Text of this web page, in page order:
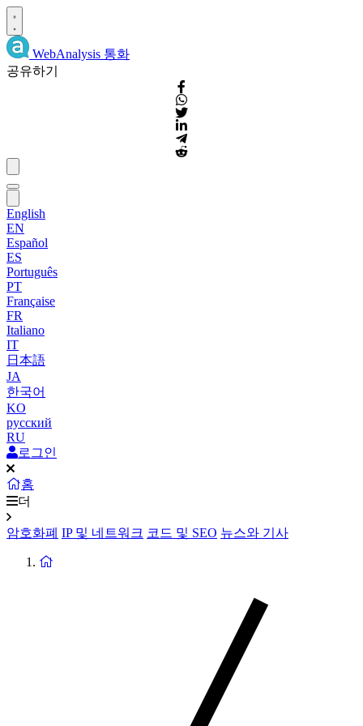
WebAnalysis 통화
공유하기
English
EN
Español
ES
Português
PT
Française
FR
Italiano
IT
日本語
JA
한국어
KO
русский
RU
로그인
홈
더
암호화폐 IP 및 네트워크 코드 및 SEO 뉴스와 기사